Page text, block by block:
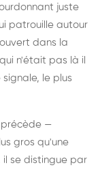
juste
patrouille autour
dans la
n'était pas là il
le plus
précède —
gros qu'une
il se distingue par